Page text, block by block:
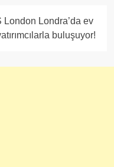
London Londra’da ev
buluşuyor!